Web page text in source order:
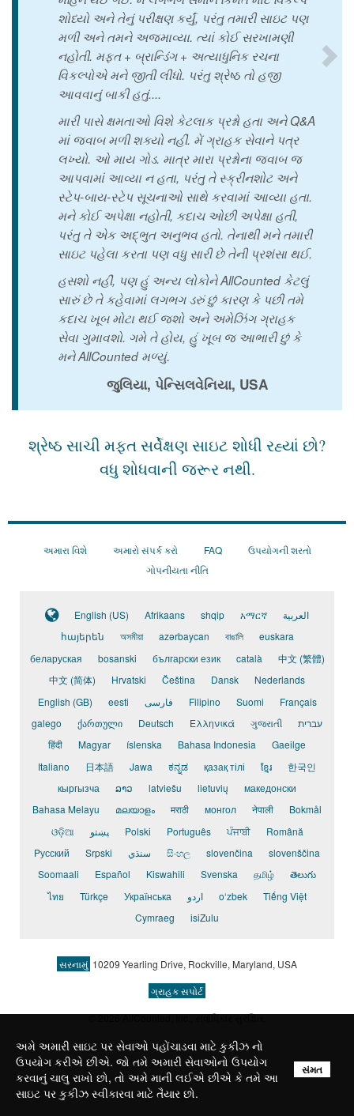
શોધ્યો અને તેનું પરીક્ષણ કર્યું, પરંતુ તમારી સાઇટ પણ
મળી અને તમને અજમાવ્યા. ત્યાં કોઈ સરખામણી
નહોતી. મફત + બ્રાન્ડિંગ + અત્યાધુનિક રચના
વિકલ્પોએ મને જીતી લીધો. પરંતુ શ્રેષ્ઠ તો હજી
આવવાનું બાકી હતું....
મારી પાસે ક્ષમતાઓ વિશે કેટલાક પ્રશ્નો હતા અને Q&A
માં જવાબ મળી શક્યો નહીં. મેં ગ્રાહક સેવાને પત્ર
લખ્યો. ઓ માય ગોડ. માત્ર મારા પ્રશ્નોના જવાબ જ
આપવામાં આવ્યા ન હતા, પરંતુ તે સ્ક્રીનશોટ અને
સ્ટેપ-બાય-સ્ટેપ સૂચનાઓ સાથે કરવામાં આવ્યા હતા.
મને કોઈ અપેક્ષા નહોતી, કદાચ ઓછી અપેક્ષા હતી,
પરંતુ તે એક અદ્ભુત અનુભવ હતો. તેનાથી મને તમારી
સાઇટ પહેલા કરતા પણ વધુ સારી છે તેની પ્રશંસા થઈ.
હસશો નહીં, પણ હું અન્ય લોકોને AllCounted કેટલું
સારું છે તે કહેવામાં લગભગ ડરું છું કારણ કે પછી તમે
કદાચ ખૂબ મોટા થઈ જશો અને અમેઝિંગ ગ્રાહક
સેવા ગુમાવશો. ગમે તે હોય, હું ખૂબ જ આભારી છું કે
મને AllCounted મળ્યું.
જુલિયા, પેન્સિલવેનિયા, USA
શ્રેષ્ઠ સાચી મફત સર્વેક્ષણ સાઇટ શોધી રહ્યાં છો?
વધુ શોધવાની જરૂર નથી.
અમારા વિશે અમારો સંપર્ક કરો FAQ
ઉપયોગની શરતો
ગોપનીયતા નીતિ
English (US) Afrikaans shqip አማርኛ
العربية
հայերեն
অসমীয়া azərbaycan বাঙালি
euskara
беларуская
bosanski български език català
中文 (繁體)
中文 (简体)
Hrvatski Čeština Dansk
Nederlands
English (GB)
eesti فارسی Filipino Suomi
Français
galego
ქართული Deutsch Ελληνικά ગુજરાતી
עברית
हिंदी
Magyar íslenska Bahasa Indonesia
Gaeilge
Italiano
日本語 Jawa ಕನ್ನಡ қазақ тілі ខ្មែរ
한국인
кыргызча
ລາວ latviešu lietuvių
македонски
Bahasa Melayu
മലയാളം मराठी монгол नेपाली
Bokmål
ଓଡ଼ିଆ
پښتو Polski Português ਪੰਜਾਬੀ
Română
Pусский
Srpski سنڌي සිංහල slovenčina
slovenščina
Soomaali
Español Kiswahili Svenska தமிழ்
తెలుగు
ไทย
Türkçe Українська اردو o‘zbek
Tiếng Việt
Cymraeg
isiZulu
સરનામું 10209 Yearling Drive, Rockville, Maryland, USA
ગ્રાહક સપોર્ટ
© 2026 AllCounted, Inc., સર્વાધિકાર સુરક્ષિત.
અમે અમારી સાઇટ પર સેવાઓ પહોંચાડવા માટે કુકીઝ નો
ઉપયોગ કરીએ છીએ. જો તમે અમારી સેવાઓનો ઉપયોગ
કરવાનું ચાલુ રાખો છો, તો અમે માની લઈએ છીએ કે તમે આ
સાઇટ પર કુકીઝ સ્વીકારવા માટે તૈયાર છો.
સંમત